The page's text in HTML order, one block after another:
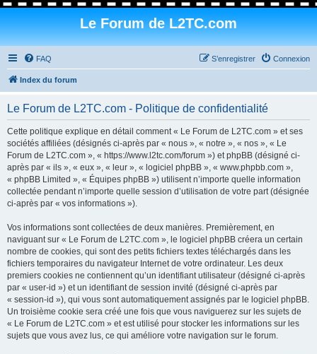
Le Forum de L2TC.com
FAQ Connexion
S’enregistrer
Index du forum
Le Forum de L2TC.com - Politique de confidentialité
Cette politique explique en détail comment « Le Forum de L2TC.com » et ses
sociétés affiliées (désignés ci-après par « nous », « notre », « nos », « Le
Forum de L2TC.com », « https://www.l2tc.com/forum ») et phpBB (désigné ci-
après par « ils », « eux », « leur », « logiciel phpBB », « www.phpbb.com »,
« phpBB Limited », « Équipes phpBB ») utilisent n’importe quelle information
collectée pendant n’importe quelle session d’utilisation de votre part (désignée
ci-après par « vos informations »).
Vos informations sont collectées de deux manières. Premièrement, en
naviguant sur « Le Forum de L2TC.com », le logiciel phpBB créera un certain
nombre de cookies, qui sont des petits fichiers textes téléchargés dans les
fichiers temporaires du navigateur Internet de votre ordinateur. Les deux
premiers cookies ne contiennent qu’un identifiant utilisateur (désigné ci-après
par « user-id ») et un identifiant de session invité (désigné ci-après par
« session-id »), qui vous sont automatiquement assignés par le logiciel phpBB.
Un troisième cookie sera créé une fois que vous naviguerez sur les sujets de
« Le Forum de L2TC.com » et est utilisé pour stocker les informations sur les
sujets que vous avez lus, ce qui améliore votre navigation sur le forum.